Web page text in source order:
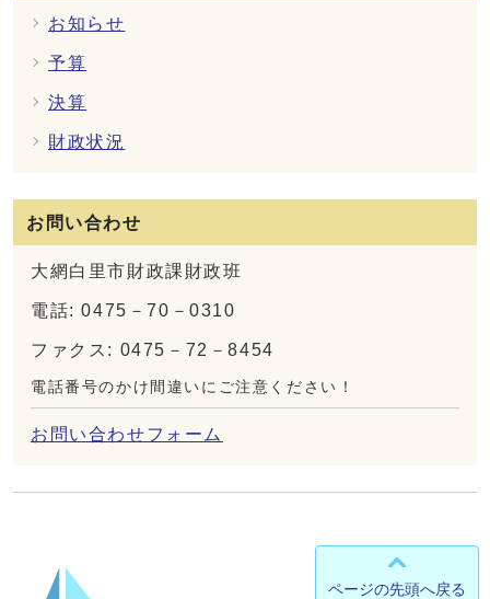
お知らせ
予算
決算
財政状況
お問い合わせ
大網白里市財政課財政班
電話: 0475－70－0310
ファクス: 0475－72－8454
電話番号のかけ間違いにご注意ください！
お問い合わせフォーム
ページの先頭へ戻る